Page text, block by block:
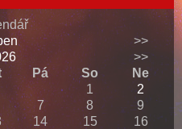
>>
>>
Pá So
Ne
1
2
7 8
9
14 15
16